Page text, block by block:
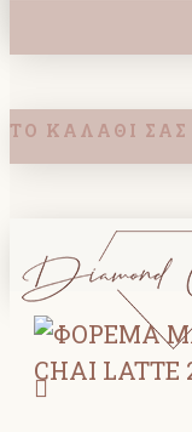
ΤΟ ΚΑΛΆΘΙ ΣΑΣ